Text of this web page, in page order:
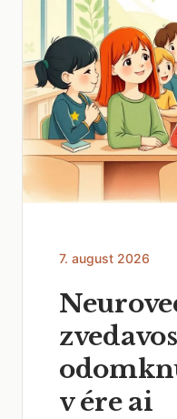
7. august 2026
v ére ai